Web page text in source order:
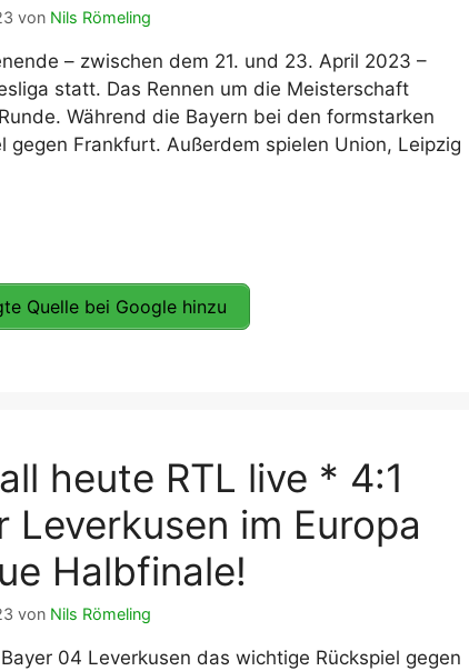
von Nils Römeling
– zwischen dem 21. und 23. April 2023 –
statt. Das Rennen um die Meisterschaft
Während die Bayern bei den formstarken
Frankfurt. Außerdem spielen Union, Leipzig
Quelle bei Google hinzu
heute RTL live * 4:1
Leverkusen im Europa
Halbfinale!
von Nils Römeling
04 Leverkusen das wichtige Rückspiel gegen